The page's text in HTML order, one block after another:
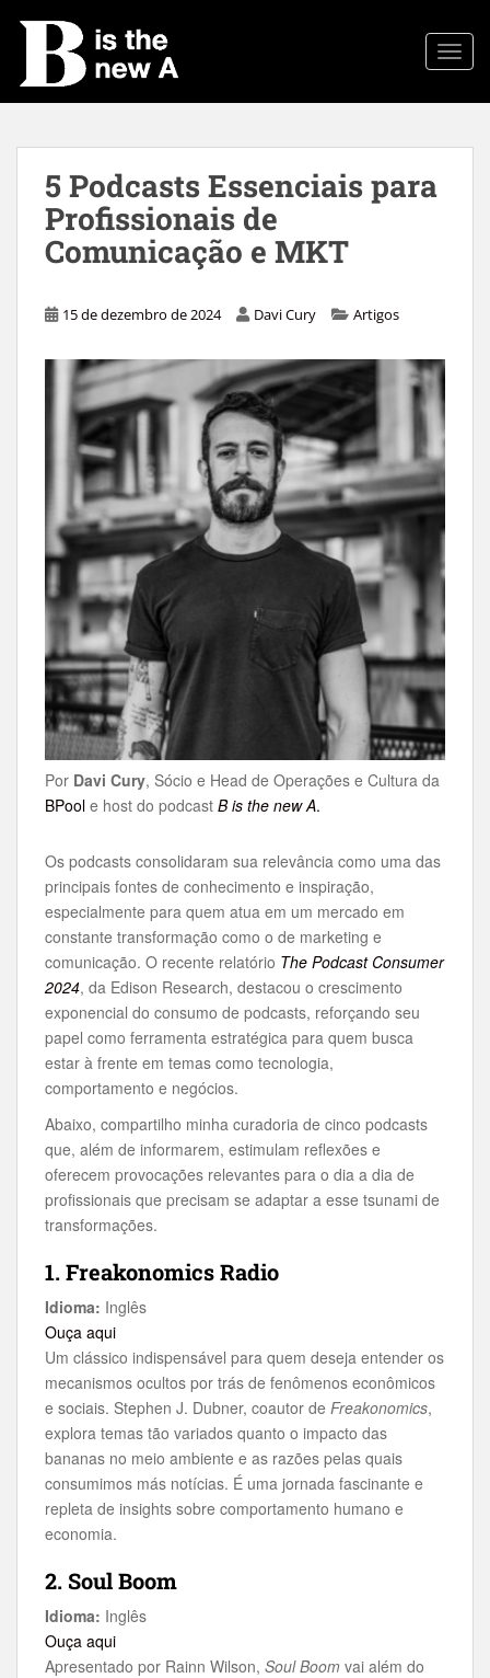
5 Podcasts Essenciais para
Profissionais de
Comunicação e MKT
15 de dezembro de 2024 Davi Cury Artigos
Por Davi Cury, Sócio e Head de Operações e Cultura da
BPool e host do podcast B is the new A.
Os podcasts consolidaram sua relevância como uma das
principais fontes de conhecimento e inspiração,
especialmente para quem atua em um mercado em
constante transformação como o de marketing e
comunicação. O recente relatório The Podcast Consumer
2024, da Edison Research, destacou o crescimento
exponencial do consumo de podcasts, reforçando seu
papel como ferramenta estratégica para quem busca
estar à frente em temas como tecnologia,
comportamento e negócios.
Abaixo, compartilho minha curadoria de cinco podcasts
que, além de informarem, estimulam reflexões e
oferecem provocações relevantes para o dia a dia de
profissionais que precisam se adaptar a esse tsunami de
transformações.
1. Freakonomics Radio
Idioma: Inglês
Ouça aqui
Um clássico indispensável para quem deseja entender os
mecanismos ocultos por trás de fenômenos econômicos
e sociais. Stephen J. Dubner, coautor de Freakonomics,
explora temas tão variados quanto o impacto das
bananas no meio ambiente e as razões pelas quais
consumimos más notícias. É uma jornada fascinante e
repleta de insights sobre comportamento humano e
economia.
2. Soul Boom
Idioma: Inglês
Ouça aqui
Apresentado por Rainn Wilson, Soul Boom vai além do